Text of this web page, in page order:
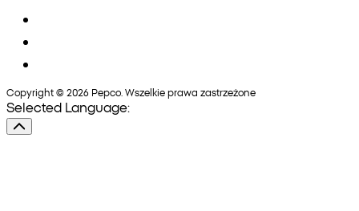
Copyright © 2026 Pepco. Wszelkie prawa zastrzeżone
Selected Language: